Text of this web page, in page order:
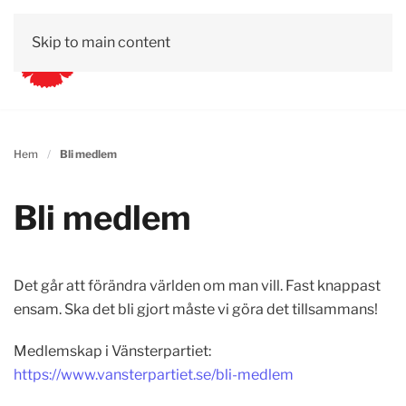
Skip to main content
Hem Bli medlem
Bli medlem
Det går att förändra världen om man vill. Fast knappast
ensam. Ska det bli gjort måste vi göra det tillsammans!
Medlemskap i Vänsterpartiet:
https://www.vansterpartiet.se/bli-medlem